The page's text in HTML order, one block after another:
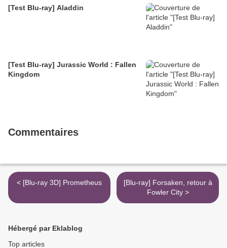
[Test Blu-ray] Aladdin
[Test Blu-ray] Jurassic World : Fallen
Kingdom
Commentaires
< [Blu-ray 3D] Prometheus
[Blu-ray] Forsaken, retour à
Fowler City >
Hébergé par Eklablog
Top articles